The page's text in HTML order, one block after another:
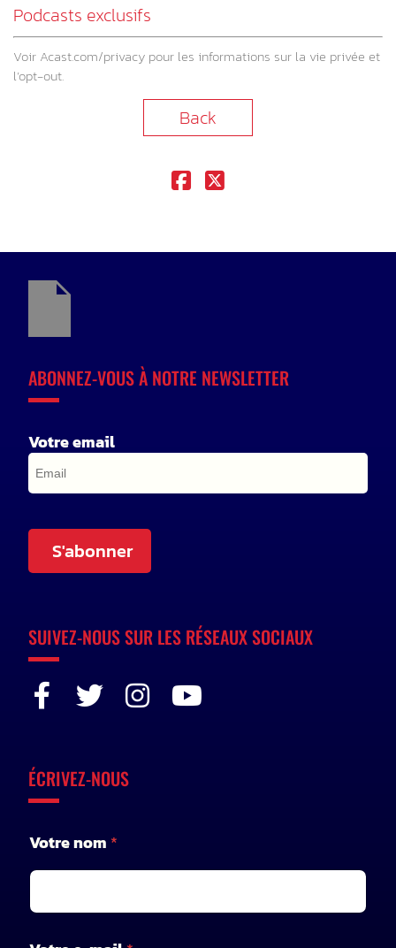
Podcasts exclusifs
Voir Acast.com/privacy pour les informations sur la vie privée et
l’opt-out.
Back
ABONNEZ-VOUS À NOTRE NEWSLETTER
Votre email
S'abonner
SUIVEZ-NOUS SUR LES RÉSEAUX SOCIAUX
ÉCRIVEZ-NOUS
Votre nom *